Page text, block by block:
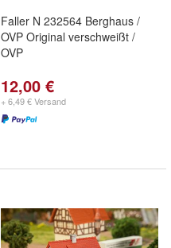
Faller N 232564 Berghaus /
OVP Original verschweißt /
OVP
12,00 €
+ 6,49 € Versand